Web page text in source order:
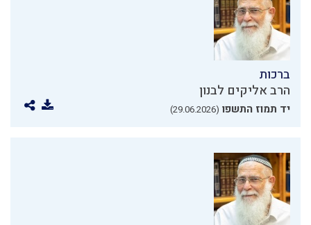
ברכות
הרב אליקים לבנון
יד תמוז התשפו (29.06.2026)